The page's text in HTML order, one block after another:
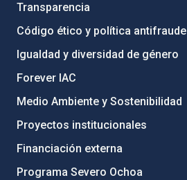
Transparencia
Código ético y política antifraude
Igualdad y diversidad de género
Forever IAC
Medio Ambiente y Sostenibilidad
Proyectos institucionales
Financiación externa
Programa Severo Ochoa